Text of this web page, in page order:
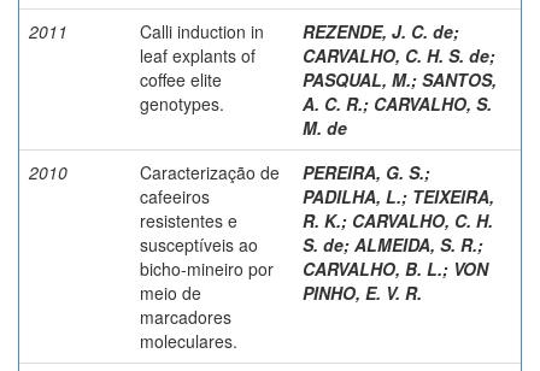
2011
Calli induction in
leaf explants of
coffee elite
genotypes.
REZENDE, J. C. de;
CARVALHO, C. H. S. de;
PASQUAL, M.; SANTOS,
A. C. R.; CARVALHO, S.
M. de
2010
Caracterização de
cafeeiros
resistentes e
susceptíveis ao
bicho-mineiro por
meio de
marcadores
moleculares.
PEREIRA, G. S.;
PADILHA, L.; TEIXEIRA,
R. K.; CARVALHO, C. H.
S. de; ALMEIDA, S. R.;
CARVALHO, B. L.; VON
PINHO, E. V. R.